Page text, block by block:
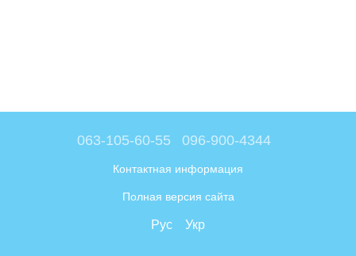
063-105-60-55 096-900-4344
Контактная информация
Полная версия сайта
Рус Укр